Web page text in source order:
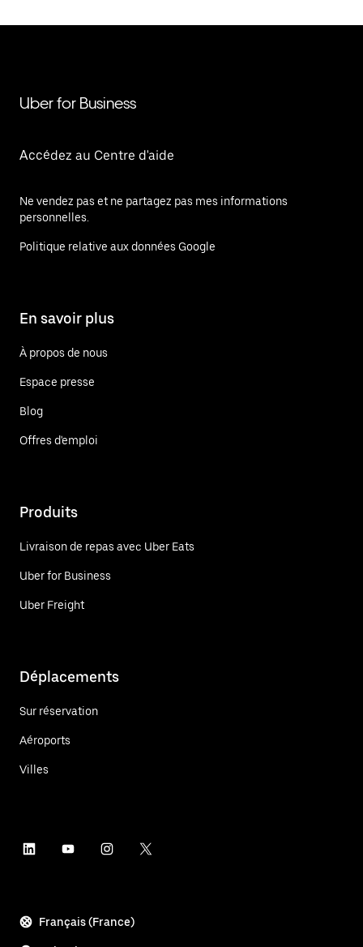
Uber for Business
Accédez au Centre d'aide
Ne vendez pas et ne partagez pas mes informations
personnelles.
Politique relative aux données Google
En savoir plus
À propos de nous
Espace presse
Blog
Offres d'emploi
Produits
Livraison de repas avec Uber Eats
Uber for Business
Uber Freight
Déplacements
Sur réservation
Aéroports
Villes
Français (France)